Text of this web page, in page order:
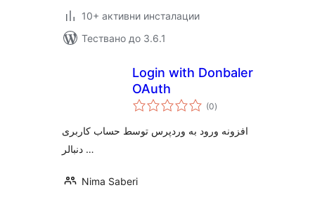
10+ активни инсталации
Тествано до 3.6.1
Login with Donbaler
OAuth
(0общо
оценки
)
افزونه ورود به وردپرس توسط حساب کاربری
دنبالر …
Nima Saberi